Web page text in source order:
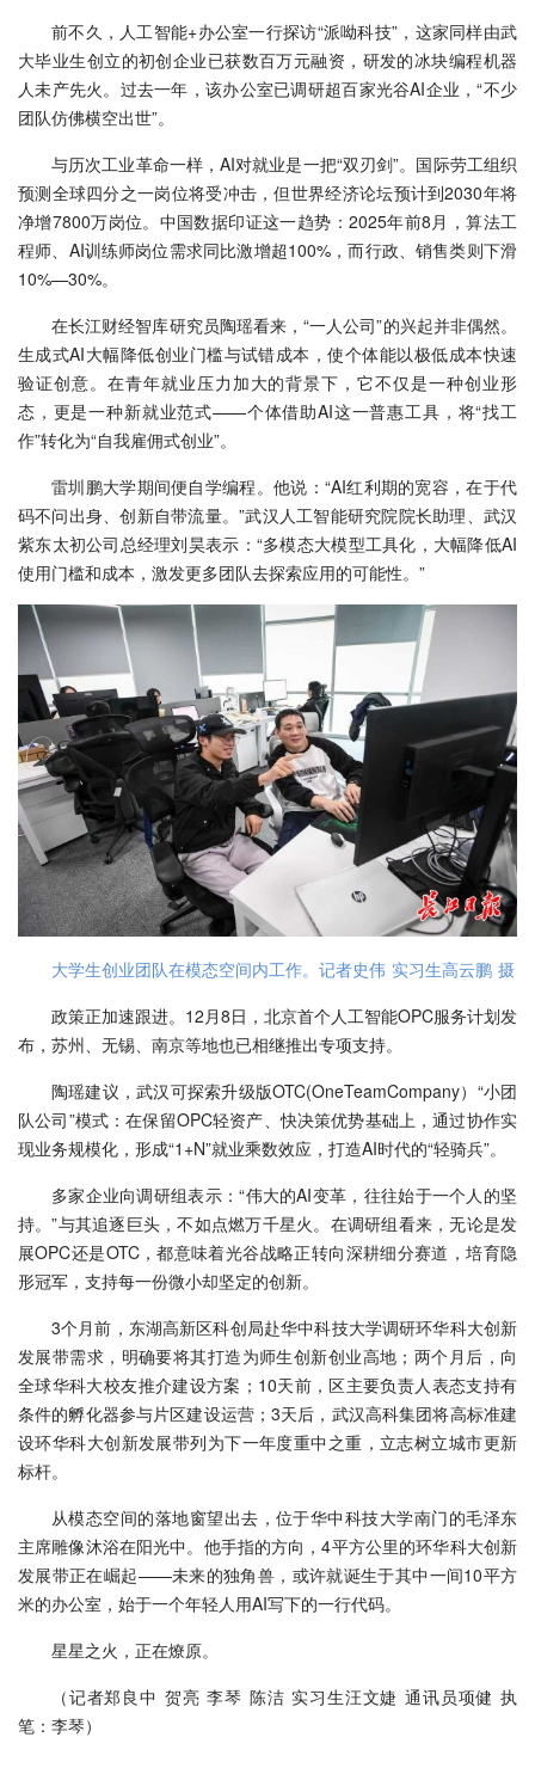
前不久，人工智能+办公室一行探访“派呦科技”，这家同样由武
大毕业生创立的初创企业已获数百万元融资，研发的冰块编程机器
人未产先火。过去一年，该办公室已调研超百家光谷AI企业，“不少
团队仿佛横空出世”。
与历次工业革命一样，AI对就业是一把“双刃剑”。国际劳工组织
预测全球四分之一岗位将受冲击，但世界经济论坛预计到2030年将
净增7800万岗位。中国数据印证这一趋势：2025年前8月，算法工
程师、AI训练师岗位需求同比激增超100%，而行政、销售类则下滑
10%—30%。
在长江财经智库研究员陶瑶看来，“一人公司”的兴起并非偶然。
生成式AI大幅降低创业门槛与试错成本，使个体能以极低成本快速
验证创意。在青年就业压力加大的背景下，它不仅是一种创业形
态，更是一种新就业范式——个体借助AI这一普惠工具，将“找工
作”转化为“自我雇佣式创业”。
雷圳鹏大学期间便自学编程。他说：“AI红利期的宽容，在于代
码不问出身、创新自带流量。”武汉人工智能研究院院长助理、武汉
紫东太初公司总经理刘昊表示：“多模态大模型工具化，大幅降低AI
使用门槛和成本，激发更多团队去探索应用的可能性。”
大学生创业团队在模态空间内工作。记者史伟 实习生高云鹏 摄
政策正加速跟进。12月8日，北京首个人工智能OPC服务计划发
布，苏州、无锡、南京等地也已相继推出专项支持。
陶瑶建议，武汉可探索升级版OTC(OneTeamCompany）“小团
队公司”模式：在保留OPC轻资产、快决策优势基础上，通过协作实
现业务规模化，形成“1+N”就业乘数效应，打造AI时代的“轻骑兵”。
多家企业向调研组表示：“伟大的AI变革，往往始于一个人的坚
持。”与其追逐巨头，不如点燃万千星火。在调研组看来，无论是发
展OPC还是OTC，都意味着光谷战略正转向深耕细分赛道，培育隐
形冠军，支持每一份微小却坚定的创新。
3个月前，东湖高新区科创局赴华中科技大学调研环华科大创新
发展带需求，明确要将其打造为师生创新创业高地；两个月后，向
全球华科大校友推介建设方案；10天前，区主要负责人表态支持有
条件的孵化器参与片区建设运营；3天后，武汉高科集团将高标准建
设环华科大创新发展带列为下一年度重中之重，立志树立城市更新
标杆。
从模态空间的落地窗望出去，位于华中科技大学南门的毛泽东
主席雕像沐浴在阳光中。他手指的方向，4平方公里的环华科大创新
发展带正在崛起——未来的独角兽，或许就诞生于其中一间10平方
米的办公室，始于一个年轻人用AI写下的一行代码。
星星之火，正在燎原。
（记者郑良中 贺亮 李琴 陈洁 实习生汪文婕 通讯员项健 执
笔：李琴）